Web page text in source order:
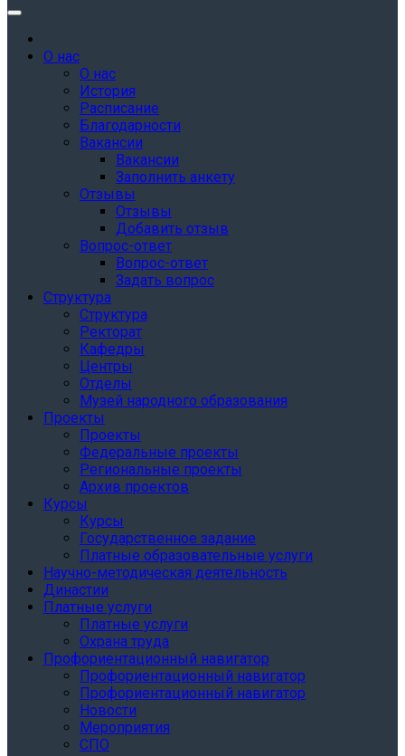
О нас
О нас
История
Расписание
Благодарности
Вакансии
Вакансии
Заполнить анкету
Отзывы
Отзывы
Добавить отзыв
Вопрос-ответ
Вопрос-ответ
Задать вопрос
Структура
Структура
Ректорат
Кафедры
Центры
Отделы
Музей народного образования
Проекты
Проекты
Федеральные проекты
Региональные проекты
Архив проектов
Курсы
Курсы
Государственное задание
Платные образовательные услуги
Научно-методическая деятельность
Династии
Платные услуги
Платные услуги
Охрана труда
Профориентационный навигатор
Профориентационный навигатор
Профориентационный навигатор
Новости
Мероприятия
СПО